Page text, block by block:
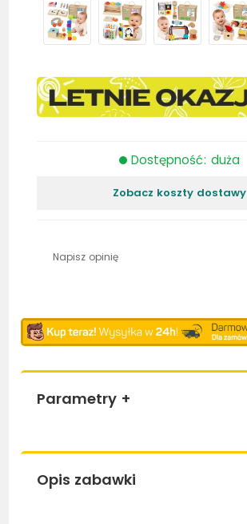
Dostępność: duża
Zobacz koszty dostawy
Napisz opinię
Parametry +
Opis zabawki